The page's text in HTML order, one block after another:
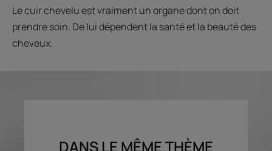
Le cuir chevelu est vraiment un organe dont on doit
prendre soin. De lui dépendent la santé et la beauté des
cheveux.
DANS LE MÊME THÈME